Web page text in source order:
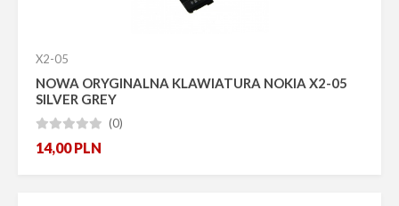
X2-05
NOWA ORYGINALNA KLAWIATURA NOKIA X2-05
SILVER GREY
 (0)
14,00PLN